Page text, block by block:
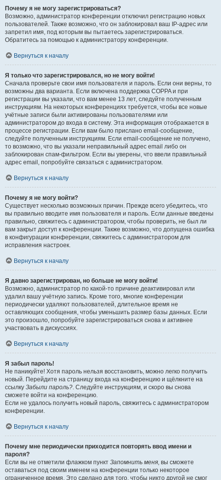
Почему я не могу зарегистрироваться?
Возможно, администратор конференции отключил регистрацию новых
пользователей. Также возможно, что он заблокировал ваш IP-адрес или
запретил имя, под которым вы пытаетесь зарегистрироваться.
Обратитесь за помощью к администратору конференции.
Вернуться к началу
Я только что зарегистрировался, но не могу войти!
Сначала проверьте свои имя пользователя и пароль. Если они верны, то
возможны два варианта. Если включена поддержка COPPA и при
регистрации вы указали, что вам менее 13 лет, следуйте полученным
инструкциям. На некоторых конференциях требуется, чтобы все новые
учётные записи были активированы пользователями или
администратором до входа в систему. Эта информация отображается в
процессе регистрации. Если вам было прислано email-сообщение,
следуйте полученным инструкциям. Если email-сообщение не получено,
то возможно, что вы указали неправильный адрес email либо он
заблокирован спам-фильтром. Если вы уверены, что ввели правильный
адрес email, попробуйте связаться с администратором.
Вернуться к началу
Почему я не могу войти?
Существует несколько возможных причин. Прежде всего убедитесь, что
вы правильно вводите имя пользователя и пароль. Если данные введены
правильно, свяжитесь с администратором, чтобы проверить, не был ли
вам закрыт доступ к конференции. Также возможно, что допущена ошибка
в конфигурации конференции, свяжитесь с администратором для
исправления настроек.
Вернуться к началу
Я давно зарегистрирован, но больше не могу войти!
Возможно, администратор по какой-то причине деактивировал или
удалил вашу учётную запись. Кроме того, многие конференции
периодически удаляют пользователей, длительное время не
оставляющих сообщения, чтобы уменьшить размер базы данных. Если
это произошло, попробуйте зарегистрироваться снова и активнее
участвовать в дискуссиях.
Вернуться к началу
Я забыл пароль!
Не паникуйте! Хотя пароль нельзя восстановить, можно легко получить
новый. Перейдите на страницу входа на конференцию и щёлкните на
ссылку Забыли пароль?. Следуйте инструкциям, и скоро вы снова
сможете войти на конференцию.
Если не удалось получить новый пароль, свяжитесь с администратором
конференции.
Вернуться к началу
Почему мне периодически приходится повторять ввод имени и
пароля?
Если вы не отметили флажком пункт Запомнить меня, вы сможете
оставаться под своим именем на конференции только некоторое
ограниченное время. Это сделано для того, чтобы никто другой не смог